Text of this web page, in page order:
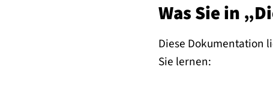
Was Sie in
Diese Dokumentation
Sie lernen: